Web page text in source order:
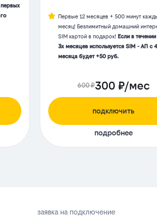
первых
Первые 12 месяцев + 500 минут
месяц! Безлимитный домашний
SIM картой в подарок! Если в
3х месяцев используется SIM - АП с
месяца будет +50 руб.
600 ₽300 ₽/мес
подключить
подробнее
заявка на подключение